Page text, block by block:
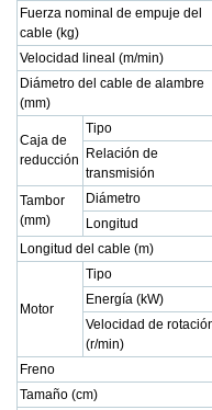
Fuerza nominal de empuje del
cable (kg)
Velocidad lineal (m/min)
Diámetro del cable de alambre
(mm)
Caja de
reducción
Tipo
Relación de
transmisión
Tambor
(mm)
Diámetro
Longitud
Longitud del cable (m)
Motor
Tipo
Energía (kW)
Velocidad de
(r/min)
Freno
Tamaño (cm)